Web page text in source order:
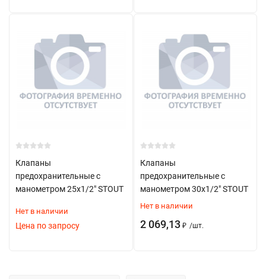
Клапаны
предохранительные с
манометром 25x1/2" STOUT
Нет в наличии
Цена по запросу
Клапаны
предохранительные с
манометром 30x1/2" STOUT
Нет в наличии
2 069,13 ₽ /шт.